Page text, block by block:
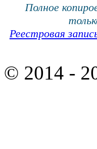
Полное
Реестровая
© 2014 -